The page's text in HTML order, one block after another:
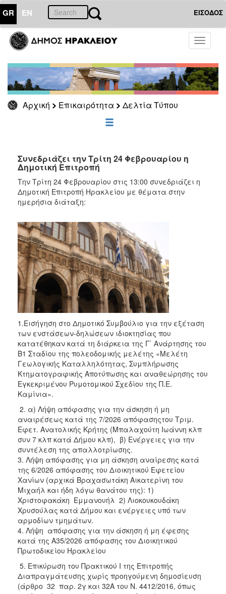
GR EN ΕΙΣΟΔΟΣ
Toggle
Αρχική Επικαιρότητα Δελτία Τύπου
ΕΠΙΚΑΙΡΟΤΗΤΑ
Τύπου
Αρχείο
ΕΠΙΣΚΕΠΤΗΣ
ΗΡΑΚΛΕΙΟ
Συνεδριάζει την Τρίτη 24 Φεβρουαρίου η
Δημοτική Επιτροπή
Την Τρίτη 24 Φεβρουαρίου στις 13:00 συνεδριάζει η
Δημοτική Επιτροπή Ηρακλείου με θέματα στην
ημερήσια διάταξη:
1.Εισήγηση στο Δημοτικό Συμβούλιο για την εξέταση
των ενστάσεων-δηλώσεων ιδιοκτησίας που
κατατέθηκαν κατά τη διάρκεια της Γ ́ Ανάρτησης του
Β1 Σταδίου της πολεοδομικής μελέτης «Μελέτη
Γεωλογικής Καταλληλότητας, Συμπλήρωσης
Κτηματογραφικής Αποτύπωσης και αναθεώρησης του
Εγκεκριμένου Ρυμοτομικού Σχεδίου της Π.Ε.
Καμίνια».
2. α) Λήψη απόφασης για την άσκηση ή μη
αναιρέσεως κατά της 7/2026 απόφασηςτου Τριμ.
Εφετ. Ανατολικής Κρήτης (Μπαλαχούτη Ιωάννη κλπ
συν 7 κλπ κατά Δήμου κλπ), β) Ενέργειες για την
συντέλεση της απαλλοτρίωσης.
3. Λήψη απόφασης για μη άσκηση αναίρεσης κατά
της 6/2026 απόφασης του Διοικητικού Εφετείου
Χανίων (αρχικά Βραχασωτάκη Αικατερίνη του
Μιχαήλ και ήδη λόγω θανάτου της): 1)
Χριστοφακάκη Εμμανουήλ 2) Λιοκουκουδάκη
Χρυσούλας κατά Δήμου και ενέργειες υπό των
αρμοδίων τμημάτων.
4. Λήψη απόφασης για την άσκηση ή μη έφεσης
κατά της Α35/2026 απόφασης του Διοικητικού
Πρωτοδικείου Ηρακλείου
5. Επικύρωση του Πρακτικού Ι της Επιτροπής
Διαπραγμάτευσης χωρίς προηγούμενη δημοσίευση
(άρθρο 32 παρ. 2γ και 32Α του Ν. 4412/2016, όπως